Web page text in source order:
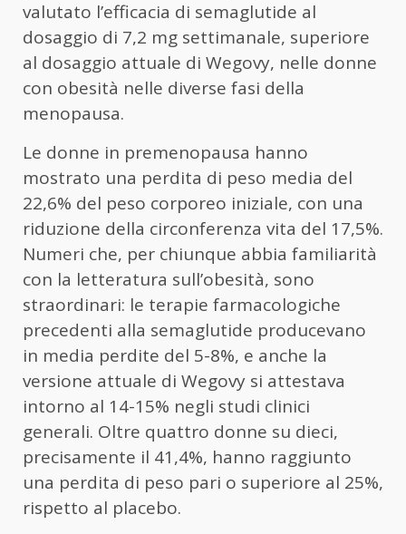
valutato l’efficacia di semaglutide al
dosaggio di 7,2 mg settimanale, superiore
al dosaggio attuale di Wegovy, nelle donne
con obesità nelle diverse fasi della
menopausa.
Le donne in premenopausa hanno
mostrato una perdita di peso media del
22,6% del peso corporeo iniziale, con una
riduzione della circonferenza vita del 17,5%.
Numeri che, per chiunque abbia familiarità
con la letteratura sull’obesità, sono
straordinari: le terapie farmacologiche
precedenti alla semaglutide producevano
in media perdite del 5-8%, e anche la
versione attuale di Wegovy si attestava
intorno al 14-15% negli studi clinici
generali. Oltre quattro donne su dieci,
precisamente il 41,4%, hanno raggiunto
una perdita di peso pari o superiore al 25%,
rispetto al placebo.